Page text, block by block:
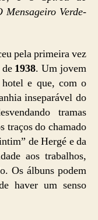
Mensageiro Verde-
pela primeira vez
1938. Um jovem
e que, com o
inseparável do
tramas
traços do chamado
de Hergé e da
aos trabalhos,
Os álbuns podem
haver um senso